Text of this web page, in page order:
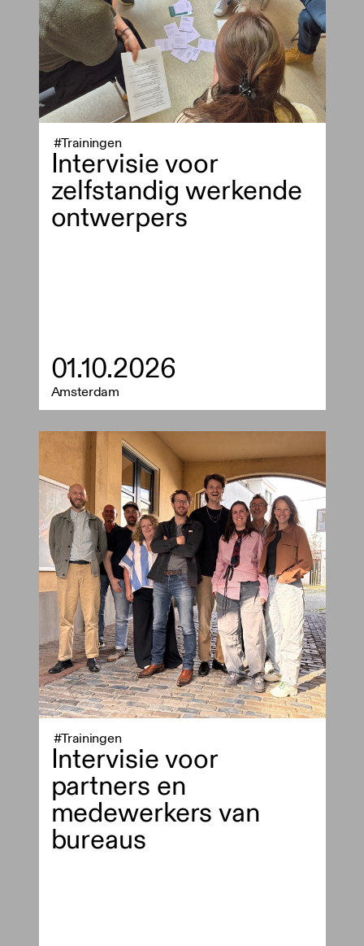
#Trainingen
Intervisie voor
zelfstandig werkende
ontwerpers
01.10.2026
Amsterdam
#Trainingen
Intervisie voor
partners en
medewerkers van
bureaus